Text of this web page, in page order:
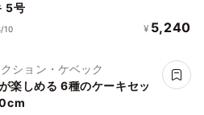
5号
10 ¥ 5,240
ション・ケベック
楽しめる 6種のケーキセッ